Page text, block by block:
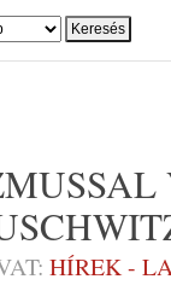
HÍREK -